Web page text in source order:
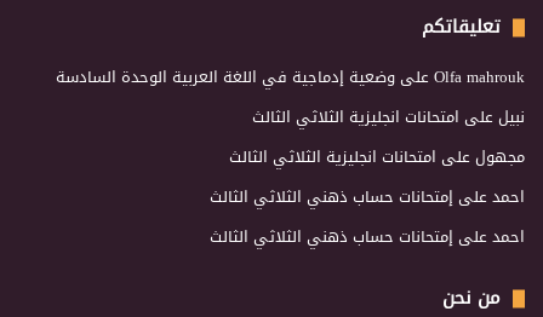
تعليقاتكم
Olfa mahroukعلى وضعية إدماجية في اللغة العربية الوحدة السادسة
نبيلعلى امتحانات انجليزية الثلاثي الثالث
مجهولعلى امتحانات انجليزية الثلاثي الثالث
احمدعلى إمتحانات حساب ذهني الثلاثي الثالث
احمدعلى إمتحانات حساب ذهني الثلاثي الثالث
من نحن